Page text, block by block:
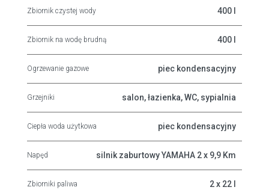
Zbiornik czystej wody 400 l
Zbiornik na wodę brudną 400 l
Ogrzewanie gazowe piec kondensacyjny
Grzejniki salon, łazienka, WC, sypialnia
Ciepła woda użytkowa piec kondensacyjny
Napęd silnik zaburtowy YAMAHA 2 x 9,9 Km
Zbiorniki paliwa 2 x 22 l